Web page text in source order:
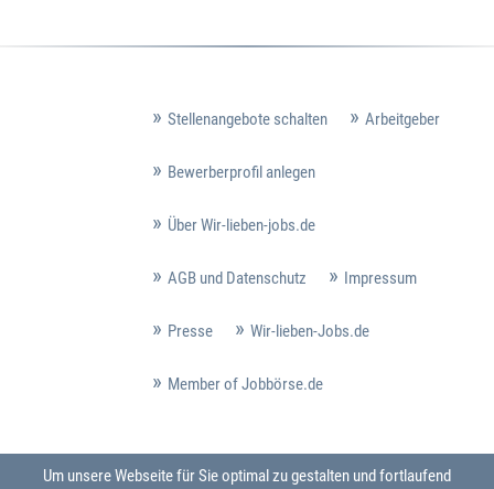
Stellenangebote schalten Arbeitgeber
Bewerberprofil anlegen
Über Wir-lieben-jobs.de
AGB und Datenschutz Impressum
Presse Wir-lieben-Jobs.de
Member of Jobbörse.de
Um unsere Webseite für Sie optimal zu gestalten und fortlaufend